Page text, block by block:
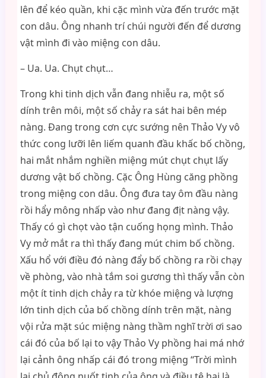
lên để kéo quần, khi cặc mình vừa đến trước mặt
con dâu. Ông nhanh trí chúi người đến để dương
vật mình đi vào miệng con dâu.
– Ua. Ua. Chụt chụt…
Trong khi tinh dịch vẫn đang nhiễu ra, một số
dính trên môi, một số chảy ra sát hai bên mép
nàng. Đang trong cơn cực sướng nên Thảo Vy vô
thức cong lưỡi lên liếm quanh đầu khấc bố chồng,
hai mắt nhắm nghiền miệng mút chụt chụt lấy
dương vật bố chồng. Cặc Ông Hùng căng phồng
trong miệng con dâu. Ông đưa tay ôm đầu nàng
rồi hẩy mông nhấp vào như đang địt nàng vậy.
Thấy có gì chọt vào tận cuống họng mình. Thảo
Vy mở mắt ra thì thấy đang mút chim bố chồng.
Xấu hổ với điều đó nàng đẩy bố chồng ra rồi chạy
về phòng, vào nhà tắm soi gương thì thấy vẫn còn
một ít tinh dịch chảy ra từ khóe miệng và lượng
lớn tinh dịch của bố chồng dính trên mặt, nàng
vội rửa mặt súc miệng nàng thầm nghĩ trời ơi sao
cái đó của bố lại to vậy Thảo Vy phồng hai má nhớ
lại cảnh ông nhấp cái đó trong miệng “Trời mình